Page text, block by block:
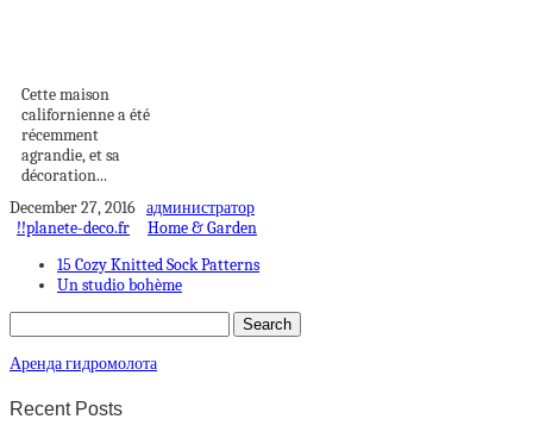
Cette maison
californienne a été
récemment
agrandie, et sa
décoration...
December 27, 2016 администратор
!!planete-deco.fr
Home & Garden
15 Cozy Knitted Sock Patterns
Un studio bohème
Аренда гидромолота
Recent Posts